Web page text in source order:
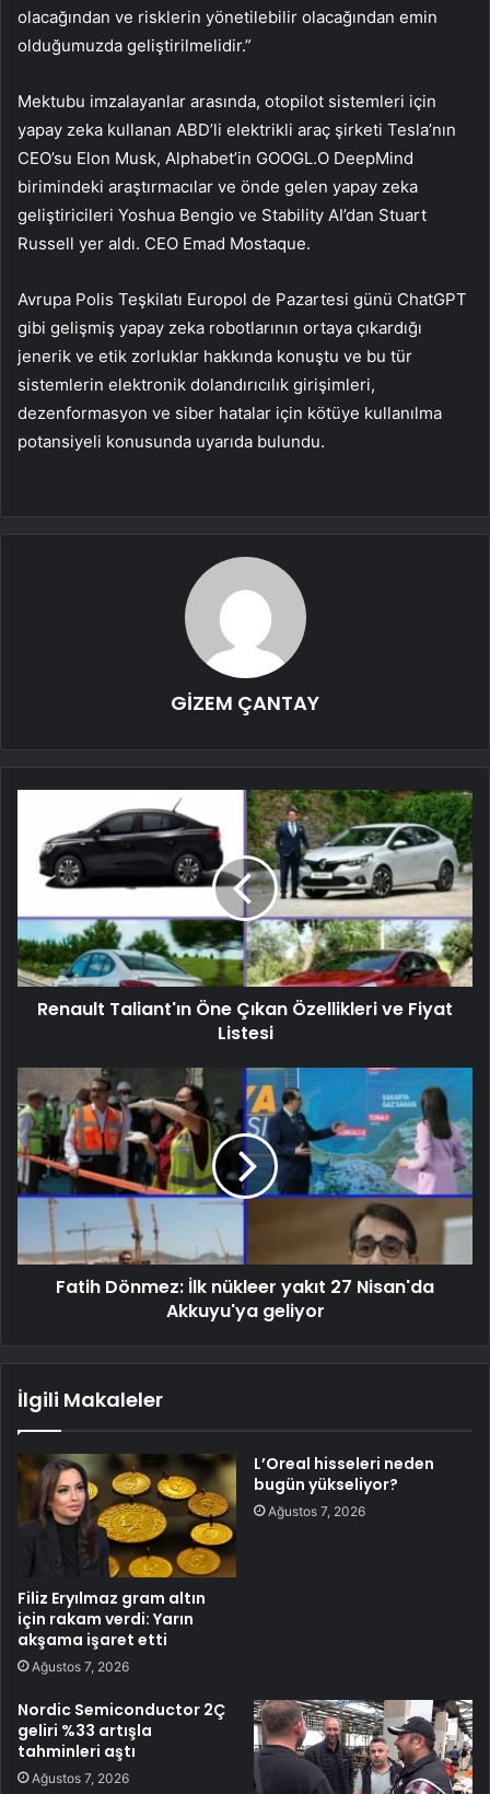
olacağından ve risklerin yönetilebilir olacağından emin
olduğumuzda geliştirilmelidir.”
Mektubu imzalayanlar arasında, otopilot sistemleri için
yapay zeka kullanan ABD’li elektrikli araç şirketi Tesla’nın
CEO’su Elon Musk, Alphabet’in GOOGL.O DeepMind
birimindeki araştırmacılar ve önde gelen yapay zeka
geliştiricileri Yoshua Bengio ve Stability AI’dan Stuart
Russell yer aldı. CEO Emad Mostaque.
Avrupa Polis Teşkilatı Europol de Pazartesi günü ChatGPT
gibi gelişmiş yapay zeka robotlarının ortaya çıkardığı
jenerik ve etik zorluklar hakkında konuştu ve bu tür
sistemlerin elektronik dolandırıcılık girişimleri,
dezenformasyon ve siber hatalar için kötüye kullanılma
potansiyeli konusunda uyarıda bulundu.
GİZEM ÇANTAY
Renault Taliant'ın Öne Çıkan Özellikleri ve Fiyat
Listesi
Fatih Dönmez: İlk nükleer yakıt 27 Nisan'da
Akkuyu'ya geliyor
İlgili Makaleler
Filiz Eryılmaz gram altın
için rakam verdi: Yarın
akşama işaret etti
Ağustos 7, 2026
L’Oreal hisseleri neden
bugün yükseliyor?
Ağustos 7, 2026
Nordic Semiconductor 2Ç
geliri %33 artışla
tahminleri aştı
Ağustos 7, 2026